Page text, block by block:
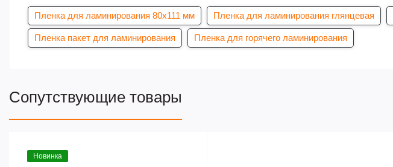
Пленка для ламинирования 80х111 мм Пленка для ламинирования глянцевая
Пленка пакет для ламинирования Пленка для горячего ламинирования
Сопутствующие товары
Новинка